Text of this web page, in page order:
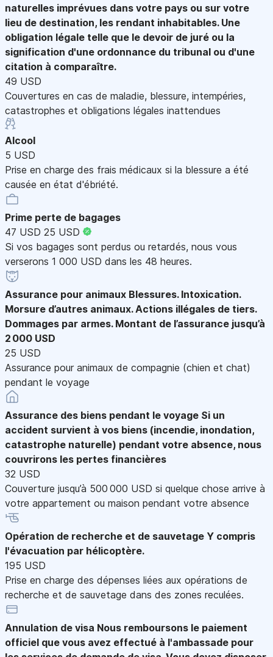
naturelles imprévues dans votre pays ou sur votre
lieu de destination, les rendant inhabitables. Une
obligation légale telle que le devoir de juré ou la
signification d'une ordonnance du tribunal ou d'une
citation à comparaître.
49 USD
Couvertures en cas de maladie, blessure, intempéries,
catastrophes et obligations légales inattendues
Alcool
5 USD
Prise en charge des frais médicaux si la blessure a été
causée en état d'ébriété.
Prime perte de bagages
47 USD 25 USD
Si vos bagages sont perdus ou retardés, nous vous
verserons 1 000 USD dans les 48 heures.
Assurance pour animaux Blessures. Intoxication.
Morsure d’autres animaux. Actions illégales de tiers.
Dommages par armes. Montant de l’assurance jusqu’à
2 000 USD
25 USD
Assurance pour animaux de compagnie (chien et chat)
pendant le voyage
Assurance des biens pendant le voyage Si un
accident survient à vos biens (incendie, inondation,
catastrophe naturelle) pendant votre absence, nous
couvrirons les pertes financières
32 USD
Couverture jusqu’à 500 000 USD si quelque chose arrive à
votre appartement ou maison pendant votre absence
Opération de recherche et de sauvetage Y compris
l'évacuation par hélicoptère.
195 USD
Prise en charge des dépenses liées aux opérations de
recherche et de sauvetage dans des zones reculées.
Annulation de visa Nous remboursons le paiement
officiel que vous avez effectué à l'ambassade pour